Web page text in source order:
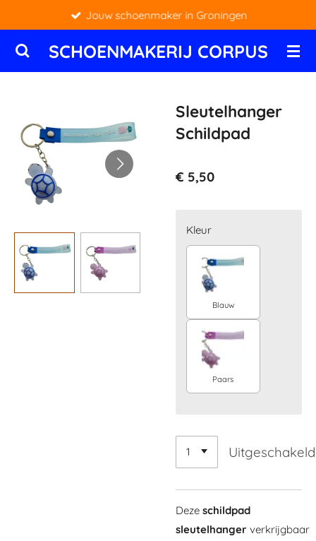
naar
de
SCHOENMAKERIJ CORPUS
Jouw schoenmaker in Groningen
Sleutelhanger
Schildpad
€ 5,50
Kleur
Blauw
Paars
Uitgeschakeld
Deze schildpad
sleutelhanger verkrijgbaar